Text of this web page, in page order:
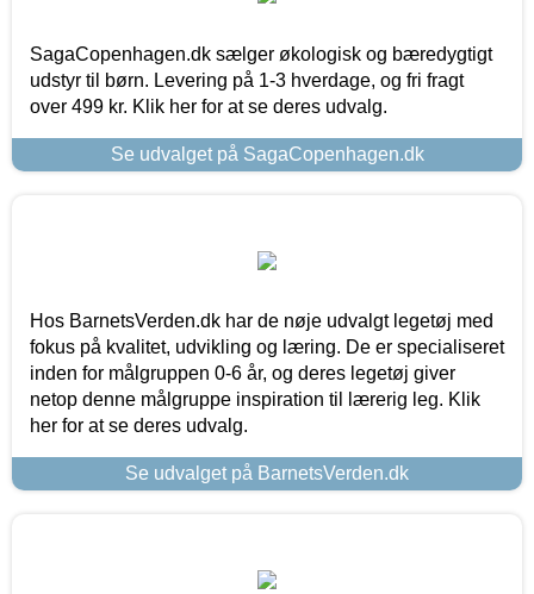
SagaCopenhagen.dk sælger økologisk og bæredygtigt
udstyr til børn. Levering på 1-3 hverdage, og fri fragt
over 499 kr. Klik her for at se deres udvalg.
Se udvalget på SagaCopenhagen.dk
Hos BarnetsVerden.dk har de nøje udvalgt legetøj med
fokus på kvalitet, udvikling og læring. De er specialiseret
inden for målgruppen 0-6 år, og deres legetøj giver
netop denne målgruppe inspiration til lærerig leg. Klik
her for at se deres udvalg.
Se udvalget på BarnetsVerden.dk